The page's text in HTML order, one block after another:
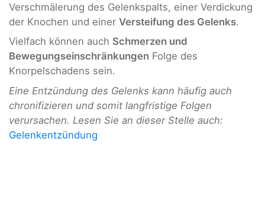
Verschmälerung des Gelenkspalts, einer Verdickung
der Knochen und einer Versteifung des Gelenks.
Vielfach können auch Schmerzen und
Bewegungseinschränkungen Folge des
Knorpelschadens sein.
Eine Entzündung des Gelenks kann häufig auch
chronifizieren und somit langfristige Folgen
verursachen. Lesen Sie an dieser Stelle auch:
Gelenkentzündung